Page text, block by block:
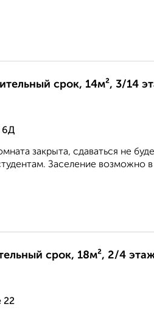
срок, 14м², 3/14
6Д
закрыта, сдаваться не
Заселение возможно
срок, 18м², 2/4
22